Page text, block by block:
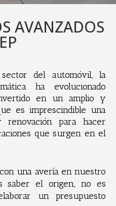
AVANZADOS
del automóvil, la
ha evolucionado
en un amplio y
es imprescindible una
renovación para hacer
que surgen en el
una avería en nuestro
saber elorigen, no es
un presupuesto